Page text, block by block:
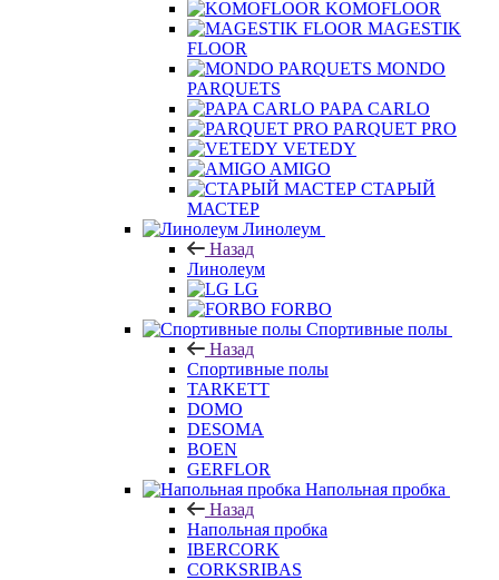
KOMOFLOOR
MAGESTIK
FLOOR
MONDO
PARQUETS
PAPA CARLO
PARQUET PRO
VETEDY
AMIGO
СТАРЫЙ
МАСТЕР
Линолеум
Назад
Линолеум
LG
FORBO
Спортивные полы
Назад
Спортивные полы
TARKETT
DOMO
DESOMA
BOEN
GERFLOR
Напольная пробка
Назад
Напольная пробка
IBERCORK
CORKSRIBAS